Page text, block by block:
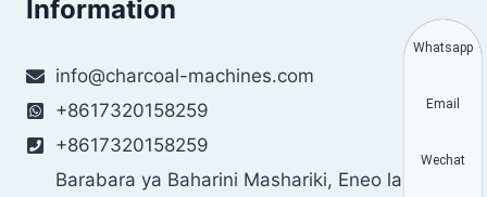
Information
info@charcoal-machines.com
+8617320158259
+8617320158259
Barabara ya Baharini Mashariki, Eneo la
Whatsapp
Email
Wechat